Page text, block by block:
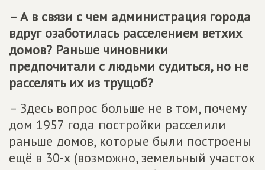
– А в связи с чем администрация города
вдруг озаботилась расселением ветхих
домов? Раньше чиновники
предпочитали с людьми судиться, но не
расселять их из трущоб?
– Здесь вопрос больше не в том, почему
дом 1957 года постройки расселили
раньше домов, которые были построены
ещё в 30-х (возможно, земельный участок